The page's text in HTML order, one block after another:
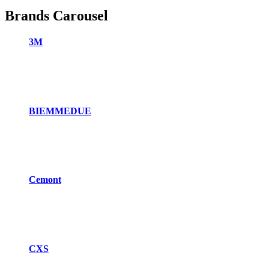
Brands Carousel
3M
BIEMMEDUE
Cemont
CXS